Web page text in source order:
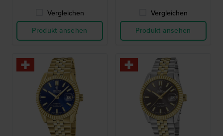
Vergleichen
Produkt ansehen
Vergleichen
Produkt ansehen